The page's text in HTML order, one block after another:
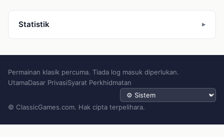
Statistik
Permainan klasik percuma. Tiada log masuk diperlukan.
UtamaDasar PrivasiSyarat Perkhidmatan
Tema
© ClassicGames.com. Hak cipta terpelihara.